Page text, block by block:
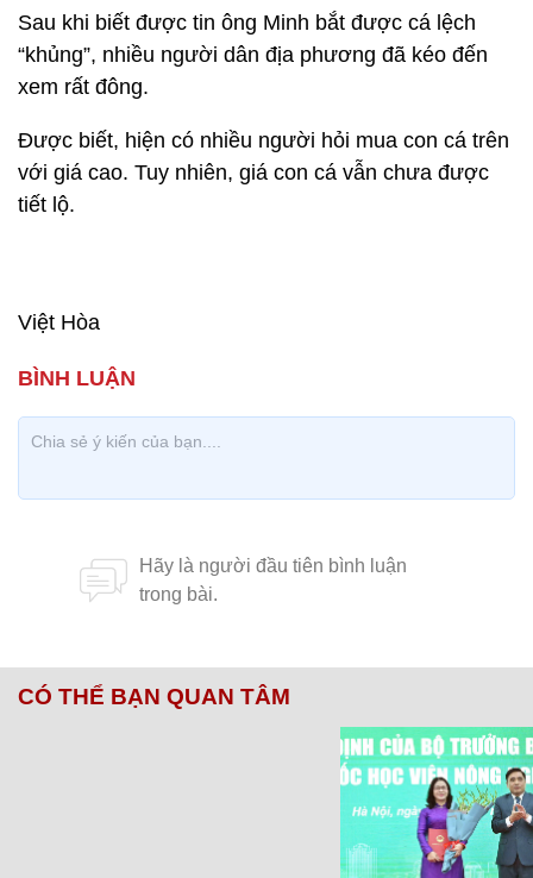
Sau khi biết được tin ông Minh bắt được cá lệch
“khủng”, nhiều người dân địa phương đã kéo đến
xem rất đông.
Được biết, hiện có nhiều người hỏi mua con cá trên
với giá cao. Tuy nhiên, giá con cá vẫn chưa được
tiết lộ.
Việt Hòa
CÓ THỂ BẠN QUAN TÂM